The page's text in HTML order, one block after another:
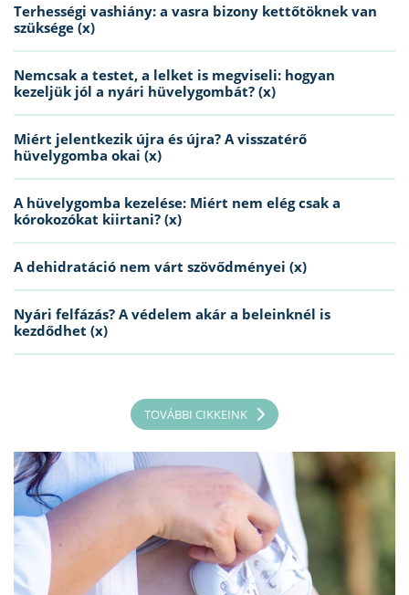
Terhességi vashiány: a vasra bizony kettőtöknek van
szüksége (x)
Nemcsak a testet, a lelket is megviseli: hogyan
kezeljük jól a nyári hüvelygombát? (x)
Miért jelentkezik újra és újra? A visszatérő
hüvelygomba okai (x)
A hüvelygomba kezelése: Miért nem elég csak a
kórokozókat kiirtani? (x)
A dehidratáció nem várt szövődményei (x)
Nyári felfázás? A védelem akár a beleinknél is
kezdődhet (x)
TOVÁBBI CIKKEINK